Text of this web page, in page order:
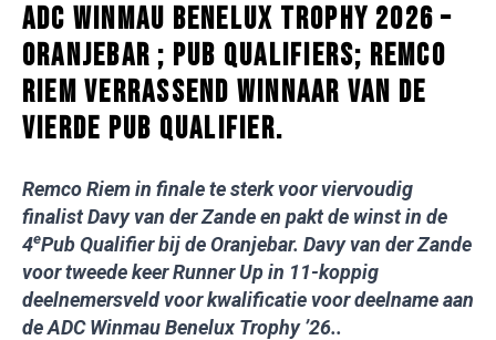
ADC WINMAU BENELUX TROPHY 2026 –
ORANJEBAR ; PUB QUALIFIERS; REMCO
RIEM VERRASSEND WINNAAR VAN DE
VIERDE PUB QUALIFIER.
Remco Riem in finale te sterk voor viervoudig
finalist Davy van der Zande en pakt de winst in de
4ePub Qualifier bij de Oranjebar. Davy van der Zande
voor tweede keer Runner Up in 11-koppig
deelnemersveld voor kwalificatie voor deelname aan
de ADC Winmau Benelux Trophy ’26..